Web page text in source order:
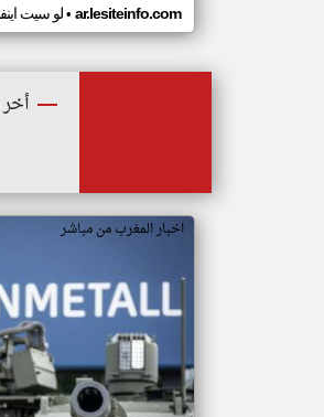
لو سيت• ar.lesiteinfo.com
اخبار المغرب من مباشر